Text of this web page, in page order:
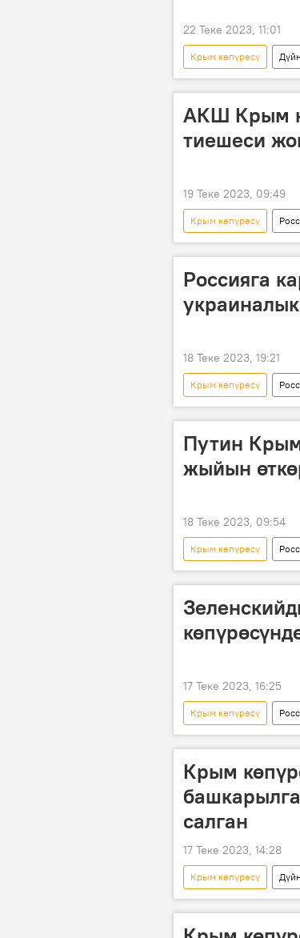
22 Теке 2023, 11:01
Крым көпүрөсү
теракт
АКШ Крым
тиешеси
19 Теке 2023, 09:49
Крым көпүрөсү
Россия
АКШ
Россияга
18 Теке 2023, 19:21
Крым көпүрөсү
Россиянын Донбассты
Путин Крым
жыйын
18 Теке 2023, 09:54
Крым көпүрөсү
теракт
17 Теке 2023, 16:25
Крым көпүрөсү
Россия
Крым
салган
17 Теке 2023, 14:28
Крым көпүрөсү
каза болду